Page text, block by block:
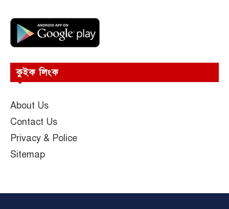
কুইক লিংক
About Us
Contact Us
Privacy & Police
Sitemap